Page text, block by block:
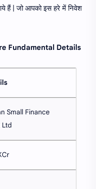
हैं | जो आपको इस हरे में निवेश
Fundamental Details
Small Finance
Ltd